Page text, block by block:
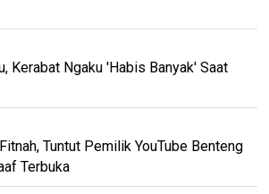
Kerabat Ngaku 'Habis Banyak' Saat
Tuntut Pemilik YouTube Benteng
Terbuka